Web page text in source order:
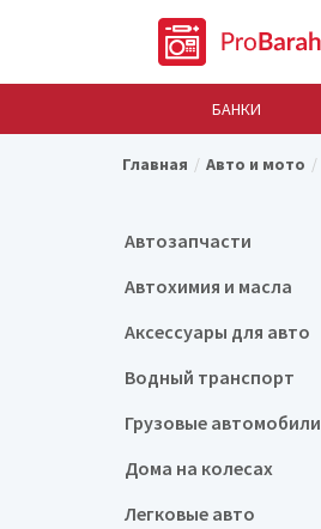
БАНКИ
Главная Авто и мото
Автозапчасти
Автохимия и масла
Аксессуары для авто
Водный транспорт
Грузовые автомобили
Дома на колесах
Легковые авто